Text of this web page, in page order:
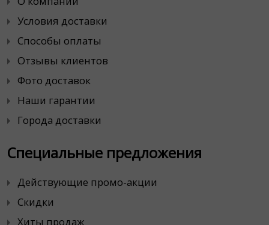
Условия доставки
Способы оплаты
Отзывы клиентов
Фото доставок
Наши гарантии
Города доставки
Специальные предложения
Действующие промо-акции
Скидки
Хиты продаж